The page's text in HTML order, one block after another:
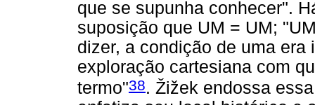
que se supunha conhecer".
suposição que UM = UM;
dizer, a condição de uma
exploração cartesiana com
termo"38. Žižek endossa